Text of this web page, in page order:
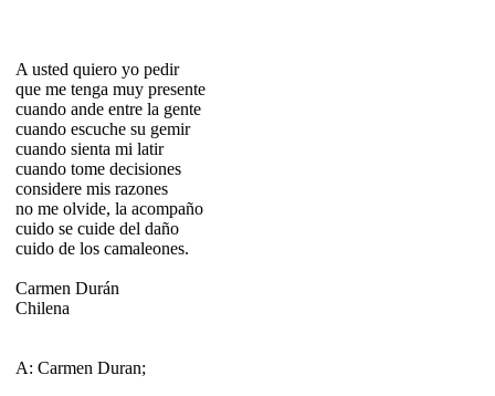
A usted quiero yo pedir
que me tenga muy presente
cuando ande entre la gente
cuando escuche su gemir
cuando sienta mi latir
cuando tome decisiones
considere mis razones
no me olvide, la acompaño
cuido se cuide del daño
cuido de los camaleones.
Carmen Durán
Chilena
A: Carmen Duran;